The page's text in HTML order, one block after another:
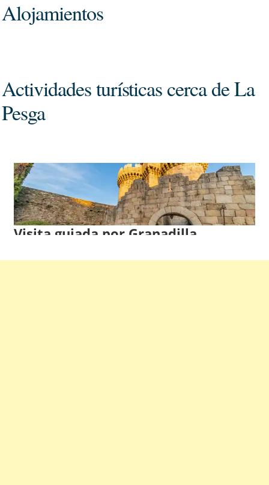
Alojamientos
Actividades turísticas cerca de La
Pesga